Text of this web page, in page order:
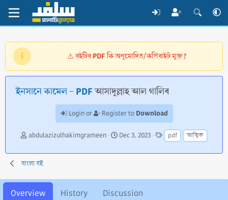
⚠️বইটির PDF কি অনুমোদিত/কপিরাইট মুক্ত?
ইনসানে কামেল - PDFআসাদুল্লাহ আল গালিব
Login or Register to Download
A
t
h
r
abdulazizulhakimgrameen
C
e
i
o
Dec 3, 2023
T
a
g
pdf আত্মিক
বাংলা বই
Overview History Discussion